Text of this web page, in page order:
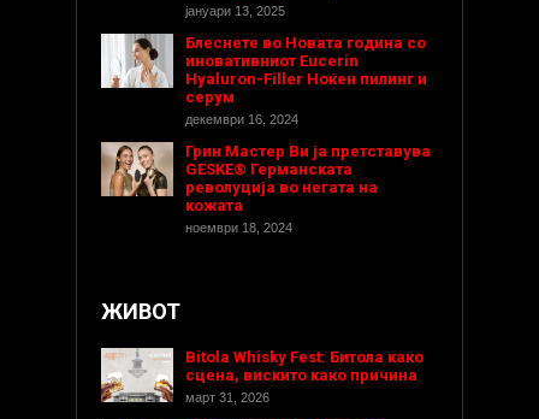
јануари 13, 2025
Блеснете во Новата година со
иновативниот Eucerin
Hyaluron-Filler Ноќен пилинг и
серум
декември 16, 2024
Грин Мастер Ви ја претставува
GESKE® Германската
револуција во негата на
кожата
ноември 18, 2024
ЖИВОТ
Bitola Whisky Fest: Битола како
сцена, вискито како причина
март 31, 2026